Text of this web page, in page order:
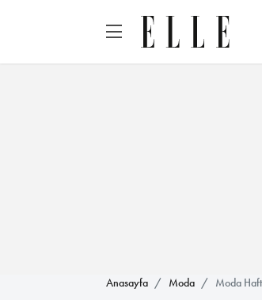
Anasayfa Moda Moda